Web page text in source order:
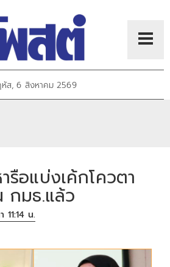
ส, 6 สิงหาคม 2569
รือแบ่งเค้กโควตา
กมธ.แล้ว
11:14 น.